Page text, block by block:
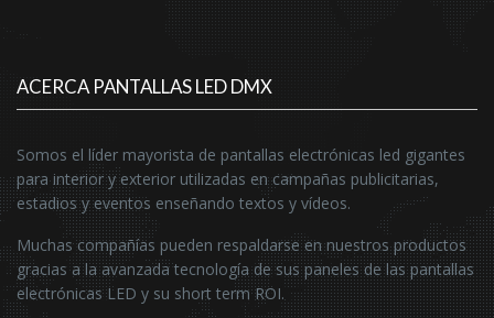
ACERCA PANTALLAS LED DMX
Somos el líder mayorista de pantallas electrónicas led gigantes
para interior y exterior utilizadas en campañas publicitarias,
estadios y eventos enseñando textos y vídeos.
Muchas compañías pueden respaldarse en nuestros productos
gracias a la avanzada tecnología de sus paneles de las pantallas
electrónicas LED y su short term ROI.